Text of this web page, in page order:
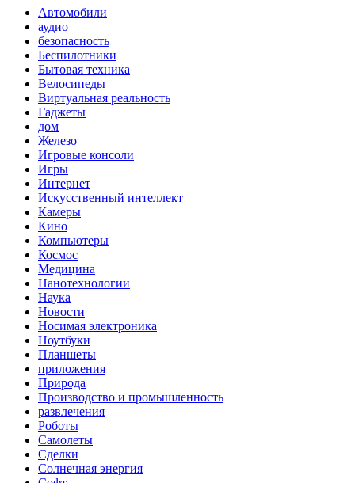
Автомобили
аудио
безопасность
Беспилотники
Бытовая техника
Велосипеды
Виртуальная реальность
Гаджеты
дом
Железо
Игровые консоли
Игры
Интернет
Искусственный интеллект
Камеры
Кино
Компьютеры
Космос
Медицина
Нанотехнологии
Наука
Новости
Носимая электроника
Ноутбуки
Планшеты
приложения
Природа
Производство и промышленность
развлечения
Роботы
Самолеты
Сделки
Солнечная энергия